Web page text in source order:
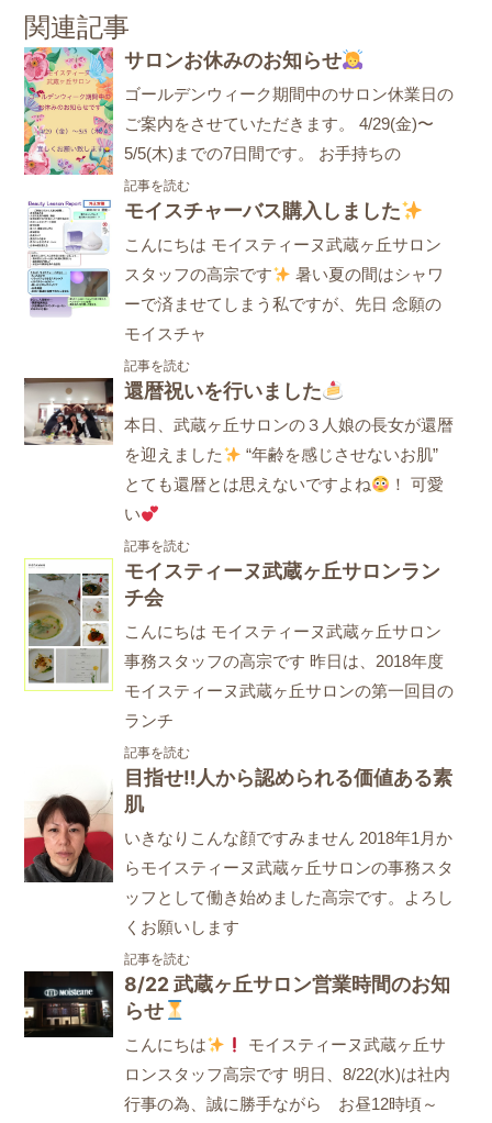
関連記事
サロンお休みのお知らせ
ゴールデンウィーク期間中のサロン休業日の
ご案内をさせていただきます。 4/29(金)〜
5/5(木)までの7日間です。 お手持ちの
記事を読む
モイスチャーバス購入しました
こんにちは モイスティーヌ武蔵ヶ丘サロン
スタッフの高宗です
暑い夏の間はシャワ
ーで済ませてしまう私ですが、先日 念願の
モイスチャ
記事を読む
還暦祝いを行いました
本日、武蔵ヶ丘サロンの３人娘の長女が還暦
を迎えました
“年齢を感じさせないお肌”
とても還暦とは思えないですよね
！ 可愛
い
記事を読む
モイスティーヌ武蔵ヶ丘サロンラン
チ会
こんにちは モイスティーヌ武蔵ヶ丘サロン
事務スタッフの高宗です 昨日は、2018年度
モイスティーヌ武蔵ヶ丘サロンの第一回目の
ランチ
記事を読む
目指せ‼人から認められる価値ある素
肌
いきなりこんな顔ですみません 2018年1月か
らモイスティーヌ武蔵ヶ丘サロンの事務スタ
ッフとして働き始めました高宗です。よろし
くお願いします
記事を読む
8/22 武蔵ヶ丘サロン営業時間のお知
らせ
こんにちは
モイスティーヌ武蔵ヶ丘サ
ロンスタッフ高宗です 明日、8/22(水)は社内
行事の為、誠に勝手ながら お昼12時頃～